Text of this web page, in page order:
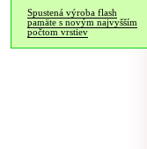
Spustená výroba flash
pamäte s novým najvyšším
počtom vrstiev